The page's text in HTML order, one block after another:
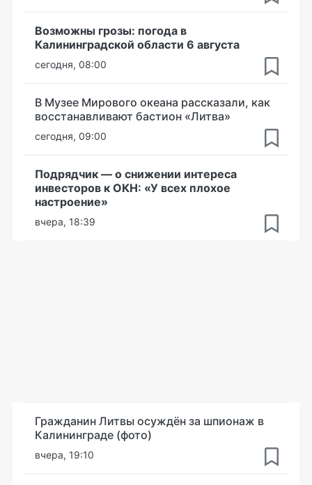
Возможны грозы: погода в
Калининградской области 6 августа
сегодня, 08:00
В Музее Мирового океана рассказали, как
восстанавливают бастион «Литва»
сегодня, 09:00
Подрядчик — о снижении интереса
инвесторов к ОКН: «У всех плохое
настроение»
вчера, 18:39
Гражданин Литвы осуждён за шпионаж в
Калининграде (фото)
вчера, 19:10